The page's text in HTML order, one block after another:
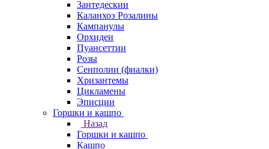
Зантедескии
Каланхоэ Розалины
Кампанулы
Орхидеи
Пуансеттии
Розы
Сенполии (фиалки)
Хризантемы
Цикламены
Эписции
Горшки и кашпо
Назад
Горшки и кашпо
Кашпо